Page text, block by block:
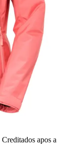
Creditados apos a